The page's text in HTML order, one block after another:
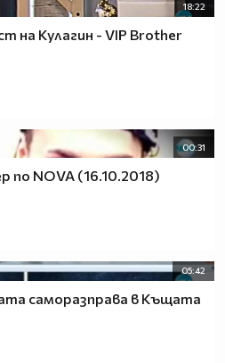
18:22
на Кулагин - VIP Brother
00:31
по NOVA (16.10.2018)
05:42
саморазправа в Къщата